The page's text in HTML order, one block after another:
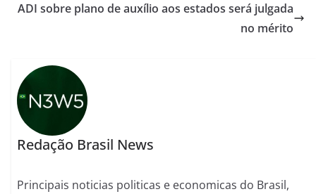
ADI sobre plano de auxílio aos estados será julgada
no mérito
Redação Brasil News
Principais noticias politicas e economicas do Brasil,